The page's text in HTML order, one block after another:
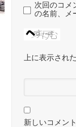
次回のコメ
の名前、メ
上に表示され
新しいコメン